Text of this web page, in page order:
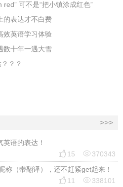
red” 可不是“把小镇涂成红色”
的表达才不白费
效英语学习体验
数十年一遇大雪
？？
>>>
语的表达！
 15 370343
称（带翻译），还不赶紧get起来！
 11 338101